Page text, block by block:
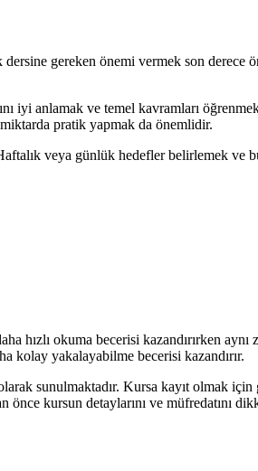
dersine gereken önemi vermek son
iyi anlamak ve temel kavramları
pratik yapmak da önemlidir.
veya günlük hedefler belirlemek ve
hızlı okuma becerisi kazandırırken aynı
kolay yakalayabilme becerisi kazandırır.
sunulmaktadır. Kursa kayıt olmak
kursun detaylarını ve müfredatını